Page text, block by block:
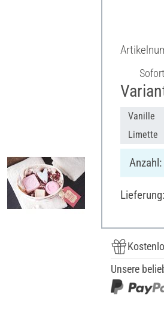
Vanille
Limette
Anzahl:
Unsere